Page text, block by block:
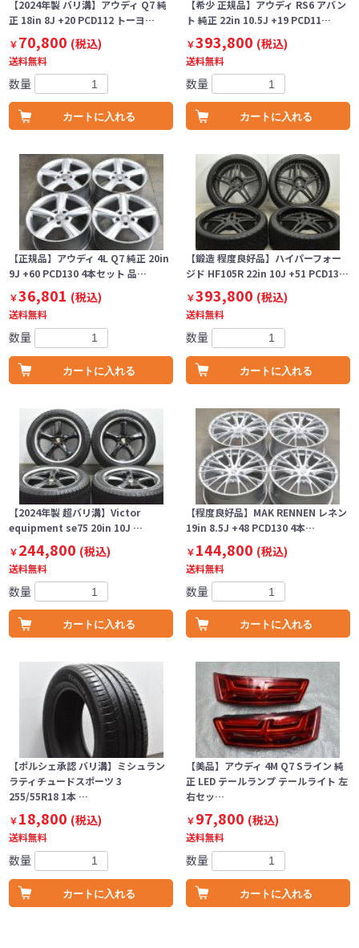
【2024年製 バリ溝】アウディ Q7 純
正 18in 8J +20 PCD112 トーヨ…
￥70,800 (税込)
送料無料
数量
カートに入れる
【希少 正規品】アウディ RS6 アバン
ト 純正 22in 10.5J +19 PCD11…
￥393,800 (税込)
送料無料
数量
カートに入れる
【正規品】アウディ 4L Q7 純正 20in
9J +60 PCD130 4本セット 品…
￥36,801 (税込)
送料無料
数量
カートに入れる
【鍛造 程度良好品】ハイパーフォー
ジド HF105R 22in 10J +51 PCD13…
￥393,800 (税込)
送料無料
数量
カートに入れる
【2024年製 超バリ溝】Victor
equipment se75 20in 10J …
￥244,800 (税込)
送料無料
数量
カートに入れる
【程度良好品】MAK RENNEN レネン
19in 8.5J +48 PCD130 4本…
￥144,800 (税込)
送料無料
数量
カートに入れる
【ポルシェ承認 バリ溝】ミシュラン
ラティチュードスポーツ 3
255/55R18 1本 …
￥18,800 (税込)
送料無料
数量
カートに入れる
【美品】アウディ 4M Q7 Sライン 純
正 LED テールランプ テールライト 左
右セッ…
￥97,800 (税込)
送料無料
数量
カートに入れる